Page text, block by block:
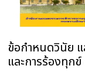
ข้อกำหนดวินัย
และการร้องทุก